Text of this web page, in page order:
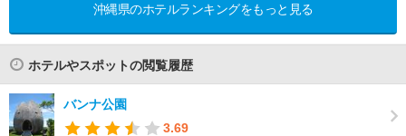
沖縄県のホテルランキングをもっと見る
ホテルやスポットの閲覧履歴
バンナ公園
3.69